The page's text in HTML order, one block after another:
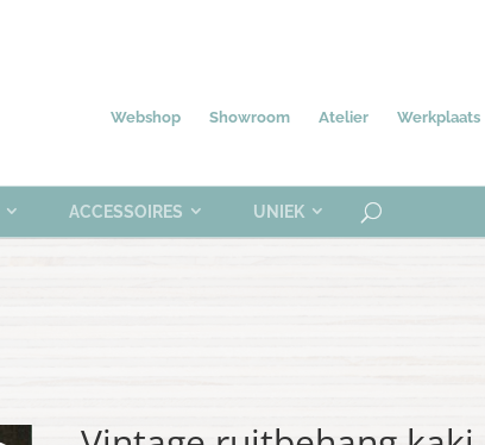
Webshop Showroom Atelier Werkplaats
ACCESSOIRES UNIEK